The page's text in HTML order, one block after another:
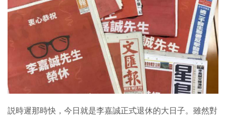
説時遲那時快，今日就是李嘉誠正式退休的大日子。雖然對